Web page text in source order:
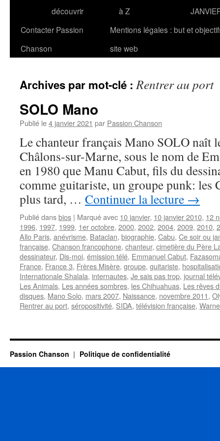
découvrir à Z
Contacter Passion
Chanson
Mentions légales : but et
site web
Archives par mot-clé :Rentrer au port
SOLO Mano
Publié le4 janvier 2021 par Passion Chanson
Le chanteur français Mano SOLO naît
Châlons-sur-Marne, sous le nom de
en 1980 que Manu Cabut, fils du
comme guitariste, un groupe punk: les
plus tard, … Continuer la lecture →
Publié dansbios | Marqué avec 10 janvier, 10 janvier 2010, 12
1996, 1997, 1999, 1er octobre, 2000, 2002, 2004, 2009, 2010,
Allo Paris, anévrisme, Bataclan, biographie, Cabu, Ce soir ou
française, Chanson francophone, chanteur, cimetière du Père
dessinateur, Dis-moi, émission télé, Emmanuel Cabut,
France, France 3, Frères Misère, groupe, guitariste,
Internationale Shalala, internautes, Je sais pas trop, journal
Les Animals, Les années sombres, les Chihuahuas, Les rêves
disques, Mano Solo, mars 2007, Naissance, novembre 2011,
Rentrer au port, séropositivité, SIDA, télévision française,
Passion Chanson Politique de confidentialité